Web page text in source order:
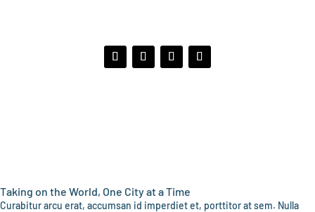
Taking on the World, One City at a Time
Curabitur arcu erat, accumsan id imperdiet et, porttitor at sem. Nulla